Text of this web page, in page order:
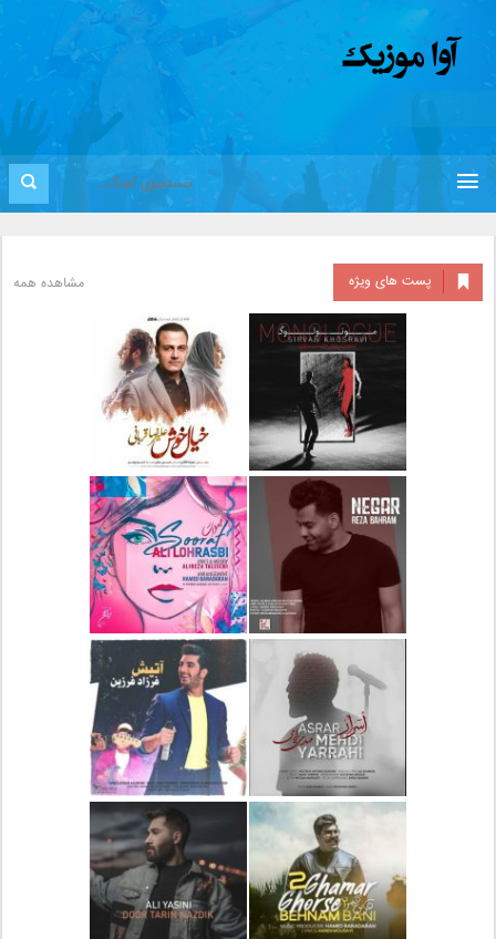
پست های ویژه مشاهده همه
دانلود آلبوم جدید سیروان
خسروی بنام مونولوگ
دانلود آهنگ جدید علیرضا
قربانی بنام خیال خوش
دانلود آهنگ جدید رضا
بهرام بنام نگار
دانلود آهنگ جدید علی
لهراسبی بنام صورت
دانلود آهنگ جدید مهدی
یراحی بنام اسرار
دانلود آهنگ جدید فرزاد
فرزین بنام آتیش